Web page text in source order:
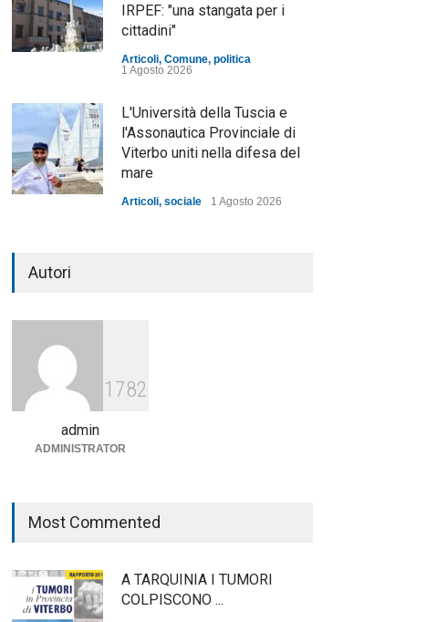
IRPEF: "una stangata per i
cittadini"
Articoli, Comune, politica
1 Agosto 2026
L'Università della Tuscia e
l'Assonautica Provinciale di
Viterbo uniti nella difesa del
mare
Articoli, sociale 1 Agosto 2026
arrivano i pagamenti PAC, la
soddisfazione del Ministro
ambiente
Autori
1782
admin
ADMINISTRATOR
Most Commented
A TARQUINIA I TUMORI
COLPISCONO ...